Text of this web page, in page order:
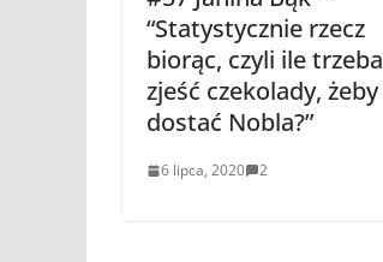
“Statystycznie rzecz
biorąc, czyli ile trzeba
zjeść czekolady, żeby
dostać Nobla?”
6 lipca, 2020 2